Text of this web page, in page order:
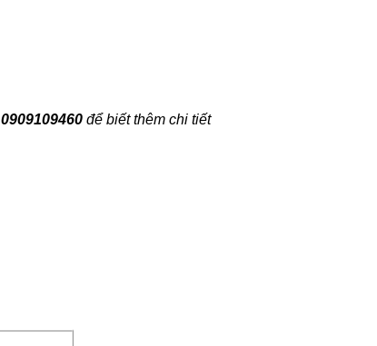
0909109460 để biết thêm chi tiết